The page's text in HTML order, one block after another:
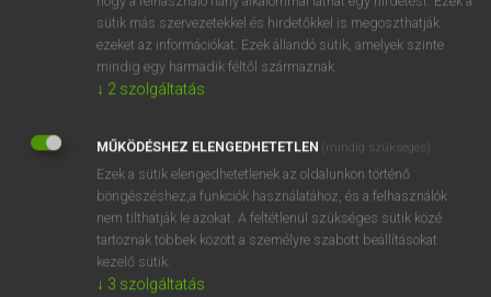
belépek.
REGISZTRÁCIÓ
EURÓPAI UNIÓS TERMINOLÓGIAI SZÓTÁR
Kapcsolódó anyagok
wire rod mill
sütik más szervezetekkel és hirdetőkkel is megoszthatják
ezeket az információkat. Ezek állandó sütik, amelyek szinte
mindig egy harmadik féltől származnak.
↓ 2 szolgáltatás
MŰKÖDÉSHEZ ELENGEDHETETLEN (mindig szükséges)
Ezek a sütik elengedhetetlenek az oldalunkon történő
böngészéshez,a funkciók használatához, és a felhasználók
nem tilthatják le azokat. A feltétlenül szükséges sütik közé
tartoznak többek között a személyre szabott beállításokat
kezelő sütik.
↓ 3 szolgáltatás